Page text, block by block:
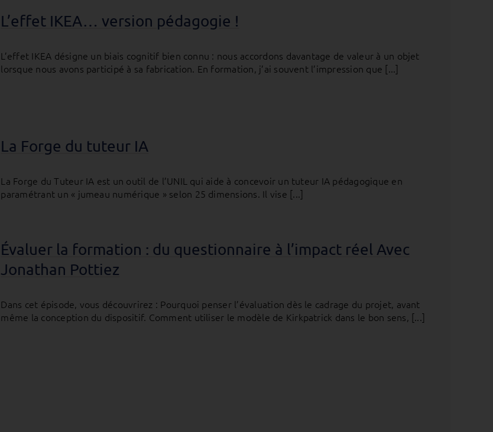
L’effet IKEA… version pédagogie !
L’effet IKEA désigne un biais cognitif bien connu : nous accordons davantage de valeur à un objet
lorsque nous avons participé à sa fabrication. En formation, j’ai souvent l’impression que [...]
La Forge du tuteur IA
La Forge du Tuteur IA est un outil de l’UNIL qui aide à concevoir un tuteur IA pédagogique en
paramétrant un « jumeau numérique » selon 25 dimensions. Il vise [...]
Évaluer la formation : du questionnaire à l’impact réel Avec
Jonathan Pottiez
Dans cet épisode, vous découvrirez : Pourquoi penser l’évaluation dès le cadrage du projet, avant
même la conception du dispositif. Comment utiliser le modèle de Kirkpatrick dans le bon sens, [...]